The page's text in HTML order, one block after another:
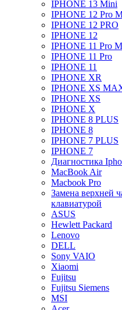
IPHONE 13 Mini
IPHONE 12 Pro
IPHONE 12 PRO
IPHONE 12
IPHONE 11 Pro
IPHONE 11 Pro
IPHONE 11
IPHONE XR
IPHONE XS
IPHONE XS
IPHONE X
IPHONE 8 PLUS
IPHONE 8
IPHONE 7 PLUS
IPHONE 7
Диагностика
MacBook Air
Macbook Pro
Замена верхней
клавиатурой
ASUS
Hewlett Packard
Lenovo
DELL
Sony VAIO
Xiaomi
Fujitsu
Fujitsu Siemens
MSI